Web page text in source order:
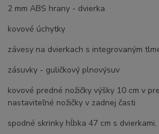
2 mm ABS hrany - dvierka
kovové úchytky
závesy na dvierkach s integrovaným
zásuvky - guličkový plnovýsuv
kovové predné nožičky výšky 10 cm v
nastaviteľné nožičky v zadnej časti
spodné skrinky hĺbka 47 cm s